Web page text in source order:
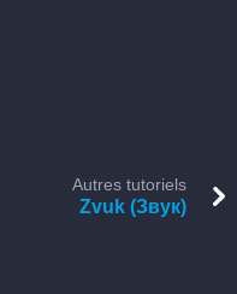
Autres tutoriels
Zvuk (Звук)